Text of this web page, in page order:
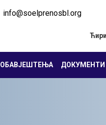
info@soelprenosbl.org
ОБАВЈЕШТЕЊА ДОКУМЕНТИ